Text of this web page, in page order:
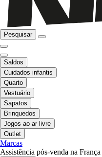
Pesquisar
Saldos
Cuidados infantis
Quarto
Vestuário
Sapatos
Brinquedos
Jogos ao ar livre
Outlet
Marcas
Assistência pós-venda na França